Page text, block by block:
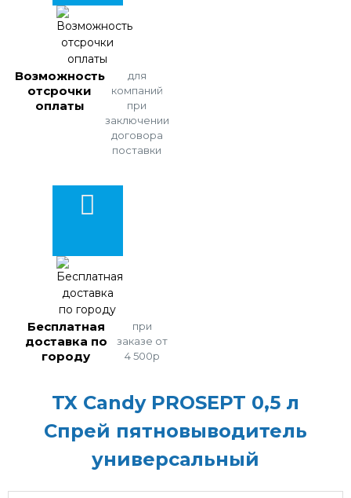
Возможность
отсрочки
оплаты
для
компаний
при
заключении
договора
поставки
Бесплатная
доставка по
городу
при
заказе от
4 500р
TX Candy PROSEPT 0,5 л
Спрей пятновыводитель
универсальный